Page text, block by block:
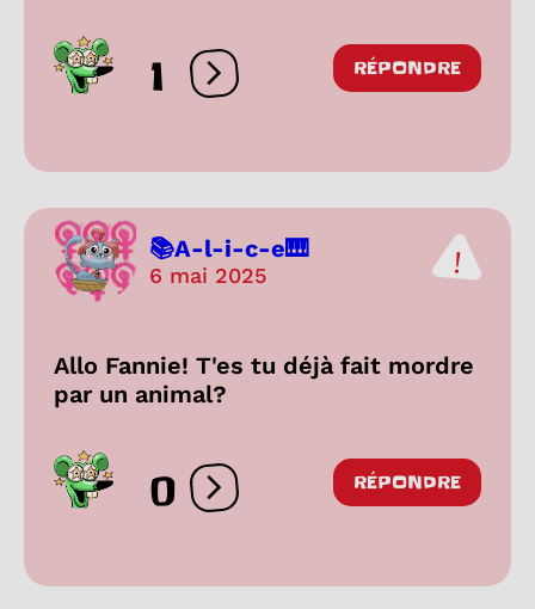
1 Ouvrir les réactions
RÉPONDRE
📚A-l-i-c-e🎹
6 mai 2025
Allo Fannie! T'es tu déjà fait mordre
par un animal?
0 Ouvrir les réactions
RÉPONDRE